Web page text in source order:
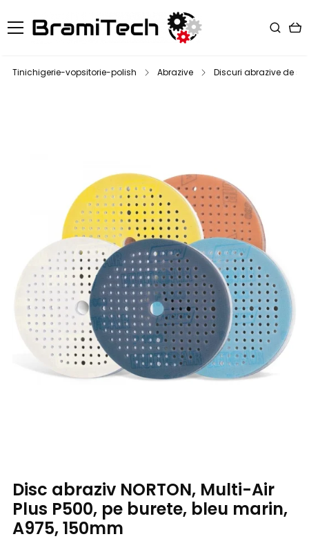
Tinichigerie-vopsitorie-polish Abrazive Discuri abrazive de
Disc abraziv NORTON, Multi-Air
Plus P500, pe burete, bleu marin,
A975, 150mm